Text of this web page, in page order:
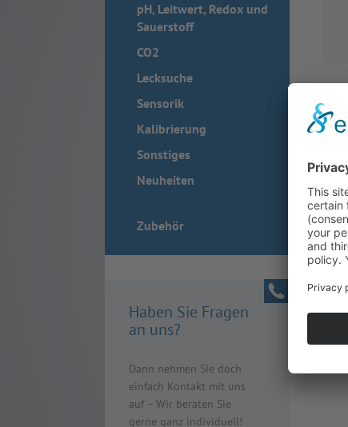
pH, Leitwert, Redox und
Sauerstoff
CO2
Lecksuche
Sensorik
Kalibrierung
Sonstiges
Neuheiten
Zubehör
Haben Sie Fragen
an uns?
Dann nehmen Sie doch
einfach Kontakt mit uns
auf – Wir beraten Sie
gerne ganz individuell!